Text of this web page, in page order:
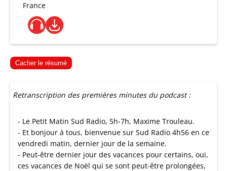
France
Cacher le résumé
Retranscription des premières minutes du podcast :
- Le Petit Matin Sud Radio, 5h-7h, Maxime Trouleau.
- Et bonjour à tous, bienvenue sur Sud Radio 4h56 en ce
vendredi matin, dernier jour de la semaine.
- Peut-être dernier jour des vacances pour certains, oui,
ces vacances de Noël qui se sont peut-être prolongées,